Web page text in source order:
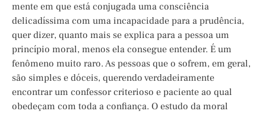
mente em que está conjugada uma consciência
delicadíssima com uma incapacidade para a prudência,
quer dizer, quanto mais se explica para a pessoa um
princípio moral, menos ela consegue entender. É um
fenômeno muito raro. As pessoas que o sofrem, em geral,
são simples e dóceis, querendo verdadeiramente
encontrar um confessor criterioso e paciente ao qual
obedeçam com toda a confiança. O estudo da moral